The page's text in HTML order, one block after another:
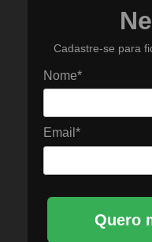
Cadastre-se para
Nome*
Email*
Quero